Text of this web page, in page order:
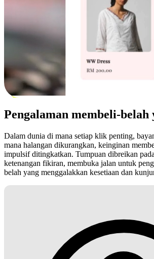
Pengalaman membeli-belah
Dalam dunia di mana setiap klik penting,
mana halangan dikurangkan, keinginan
impulsif ditingkatkan. Tumpuan dibreikan
ketenangan fikiran, membuka jalan untuk
belah yang menggalakkan kesetiaan dan